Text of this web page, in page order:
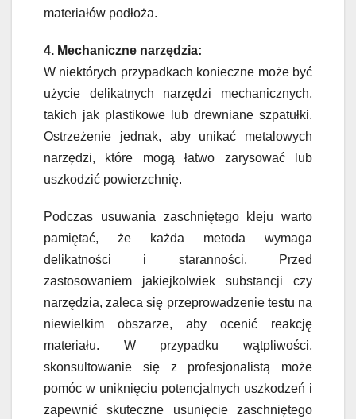
materiałów podłoża.
4. Mechaniczne narzędzia:
W niektórych przypadkach konieczne może być
użycie delikatnych narzędzi mechanicznych,
takich jak plastikowe lub drewniane szpatułki.
Ostrzeżenie jednak, aby unikać metalowych
narzędzi, które mogą łatwo zarysować lub
uszkodzić powierzchnię.
Podczas usuwania zaschniętego kleju warto
pamiętać, że każda metoda wymaga
delikatności i staranności. Przed
zastosowaniem jakiejkolwiek substancji czy
narzędzia, zaleca się przeprowadzenie testu na
niewielkim obszarze, aby ocenić reakcję
materiału. W przypadku wątpliwości,
skonsultowanie się z profesjonalistą może
pomóc w uniknięciu potencjalnych uszkodzeń i
zapewnić skuteczne usunięcie zaschniętego